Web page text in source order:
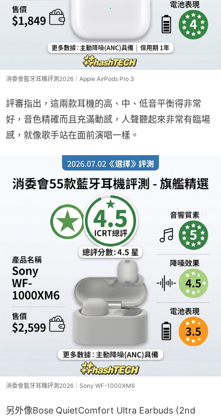
消委會藍牙耳機評測2026｜Apple AirPods Pro 3
評審指出，這兩款耳機的高、中、低音平衡得非常
好，音色精確而且充滿動感，人聲聽起來非常有臨場
感，就像歌手站在面前演唱一樣。
消委會藍牙耳機評測2026｜Sony WF-1000XM6
另外像Bose QuietComfort Ultra Earbuds (2nd